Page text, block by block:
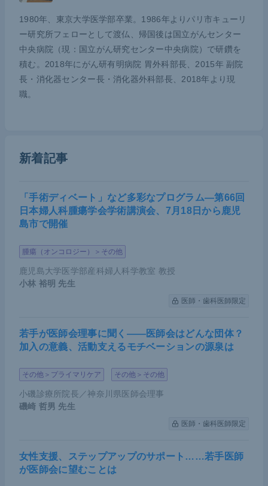
向にある。
この理由として、第一に患者年齢の変化が挙げられ
るだろう。幽門側胃切除術では、わずか9年間でも
高齢層の割合の増加が明らかであり、2019年のデー
タでは手術患者の半数以上が70歳を超えていた。一
方で、60歳未満で手術を受ける割合は十数％ほどと
また、腹腔鏡下手術の急速な普及が合併症増加につ
ながっている可能性もある。NCDは国内手術の95％
以上が登録されているReal World Dataであるが、幽
門側胃切除術における腹腔鏡下手術の割合は、2019
年時点ですでに半数以上を占めていた。今後、早期
と思われるが、トレーニングや実績不足による合併
症増加が起こらないか不安が残る。
1980年、東京大学医学部卒業。1986年よりパリ市キューリ
ー研究所フェローとして渡仏、帰国後は国立がんセンター
中央病院（現：国立がん研究センター中央病院）で研鑽を
積む。2018年にがん研有明病院 胃外科部長、2015年 副院
長・消化器センター長・消化器外科部長、2018年より現
職。
新着記事
「手術ディベート」など多彩なプログラム―第66回
日本婦人科腫瘍学会学術講演会、7月18日から鹿児
島市で開催
腫瘍（オンコロジー）＞その他
鹿児島大学医学部産科婦人科学教室 教授
小林 裕明 先生
医師・歯科医師限定
若手が医師会理事に聞く――医師会はどんな団体？
加入の意義、活動支えるモチベーションの源泉は
その他＞プライマリケア その他＞その他
小磯診療所院長／神奈川県医師会理事
磯崎 哲男 先生
医師・歯科医師限定
女性支援、ステップアップのサポート……若手医師
が医師会に望むことは